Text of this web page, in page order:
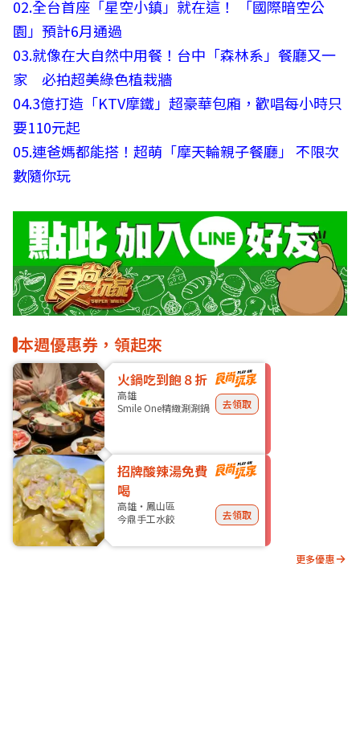
02.全台首座「星空小鎮」就在這！ 「國際暗空公
園」預計6月通過
03.就像在大自然中用餐！台中「森林系」餐廳又一
家 必拍超美綠色植栽牆
04.3億打造「KTV摩鐵」超豪華包廂，歡唱每小時只
要110元起
05.連爸媽都能搭！超萌「摩天輪親子餐廳」 不限次
數隨你玩
本週優惠券，領起來
火鍋吃到飽８折
高雄
Smile One精緻涮涮鍋
去領取
招牌酸辣湯免費
喝
高雄・鳳山區
今鼎手工水餃
去領取
更多優惠